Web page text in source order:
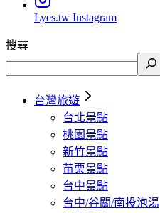
Lyes.tw Instagram
搜尋
台灣旅遊
台北景點
桃園景點
新竹景點
苗栗景點
台中景點
台中/谷關/南投泡湯